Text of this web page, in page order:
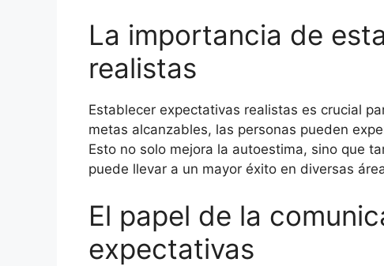
La importancia de
realistas
Establecer expectativas realistas es crucial
metas alcanzables, las personas pueden
Esto no solo mejora la autoestima, sino que
puede llevar a un mayor éxito en diversas
El papel de la
expectativas